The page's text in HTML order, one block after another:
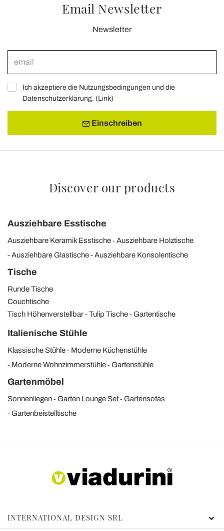
Email Newsletter
Newsletter
Ich akzeptiere die Nutzungsbedingungen und die
Datenschutzerklärung. (Link)
Einschreiben
Discover our products
Ausziehbare Esstische
Ausziehbare Keramik Esstische
Ausziehbare Holztische
Ausziehbare Glastische
Ausziehbare Konsolentische
Tische
Runde Tische
Couchtische
Tisch Höhenverstellbar
Tulip Tische Gartentische
Italienische Stühle
Klassische Stühle
Moderne Küchenstühle
Moderne Wohnzimmerstühle
Gartenstühle
Gartenmöbel
Sonnenliegen Garten Lounge Set
Gartensofas
Gartenbeistelltische
INTERNATIONAL DESIGN SRL